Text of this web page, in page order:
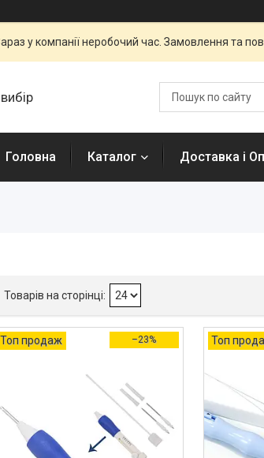
у компанії неробочий час. Замовлення та
Головна Каталог Доставка і
Топ продаж –23% Топ